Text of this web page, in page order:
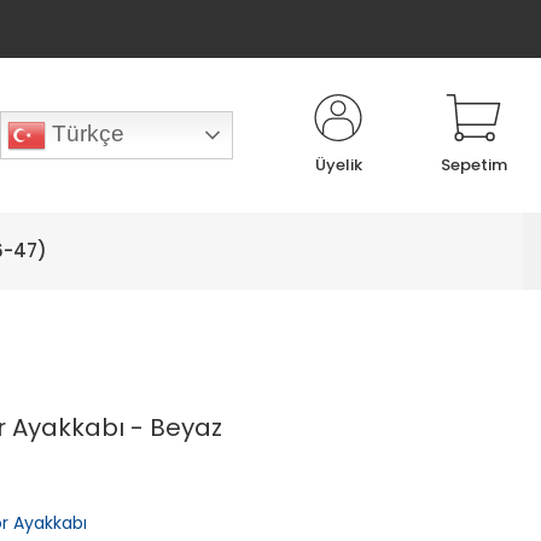
Türkçe
Üyelik Sepetim
47)
- Beyaz
Ayakkabı